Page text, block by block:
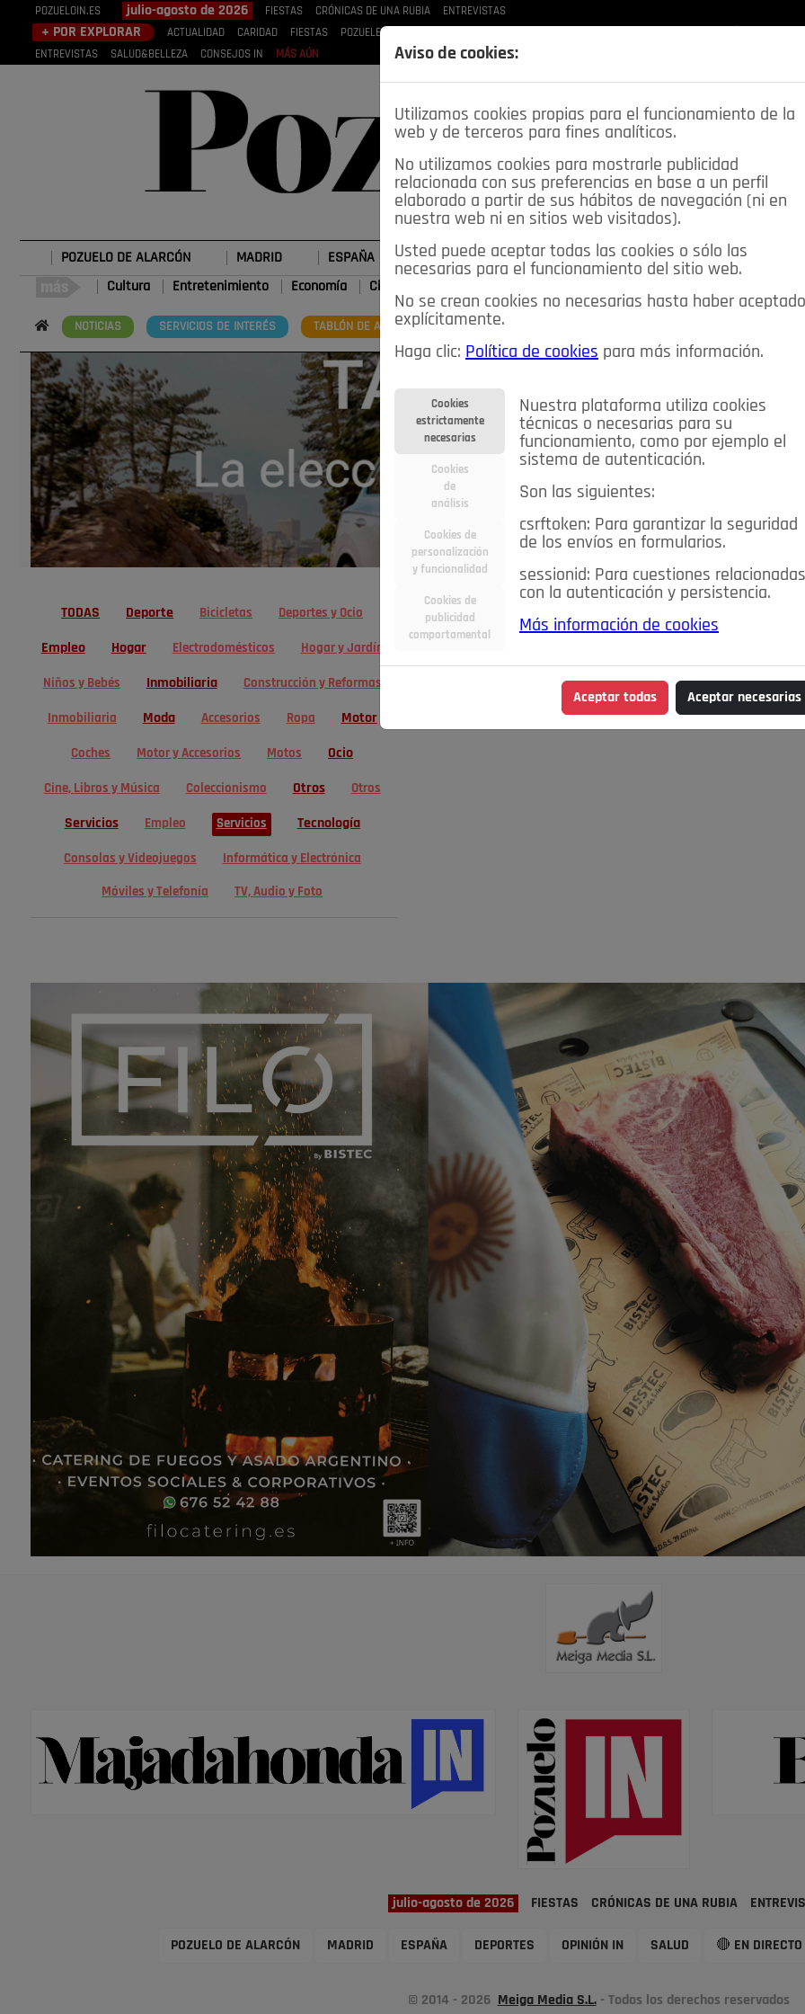
POZUELOIN.ES julio-agosto de 2026 FIESTAS CRÓNICAS DE UNA RUBIA ENTREVISTAS
+ POR EXPLORAR ACTUALIDAD CARIDAD FIESTAS POZUELEROS
ENTREVISTAS
SALUD&BELLEZA CONSEJOS IN MÁS AÚN
POZUELO DE ALARCÓN MADRID ESPAÑA DEPORTES OPINIÓN IN SALUD 🔴 EN DIRECTO
Cultura Entretenimiento Economía Ciencia&Tecnología
NOTICIAS SERVICIOS DE INTERÉS TABLÓN DE ANUNCIOS MIS ANUNCIOS
TODAS Deporte Bicicletas Deportes y Ocio
Empleo Hogar Electrodomésticos Hogar y Jardín
Niños y Bebés Inmobiliaria Construcción y Reformas
Inmobiliaria Moda Accesorios Ropa Motor
Coches Motor y Accesorios Motos Ocio
Cine, Libros y Música Coleccionismo Otros Otros
Servicios Empleo Servicios Tecnología
Consolas y Videojuegos Informática y Electrónica
Móviles y Telefonía TV, Audio y Foto
Aviso de cookies:
Utilizamos cookies propias para el funcionamiento de la
web y de terceros para fines analíticos.
No utilizamos cookies para mostrarle publicidad
relacionada con sus preferencias en base a un perfil
elaborado a partir de sus hábitos de navegación (ni en
nuestra web ni en sitios web visitados).
Usted puede aceptar todas las cookies o sólo las
necesarias para el funcionamiento del sitio web.
No se crean cookies no necesarias hasta haber aceptado
explícitamente.
Haga clic: Política de cookies para más información.
Cookies
estrictamente
necesarias
Cookies
de
análisis
Cookies de
personalización
y funcionalidad
Cookies de
publicidad
comportamental
Nuestra plataforma utiliza cookies
técnicas o necesarias para su
funcionamiento, como por ejemplo el
sistema de autenticación.
Son las siguientes:
csrftoken: Para garantizar la seguridad
de los envíos en formularios.
sessionid: Para cuestiones relacionadas
con la autenticación y persistencia.
Más información de cookies
Aceptar todas Aceptar necesarias
julio-agosto de 2026 FIESTAS CRÓNICAS DE UNA RUBIA
POZUELO DE ALARCÓN MADRID ESPAÑA DEPORTES OPINIÓN IN SALUD 🔴 EN DIRECTO
© 2014 - 2026 Meiga Media S.L.- Todos los derechos reservados